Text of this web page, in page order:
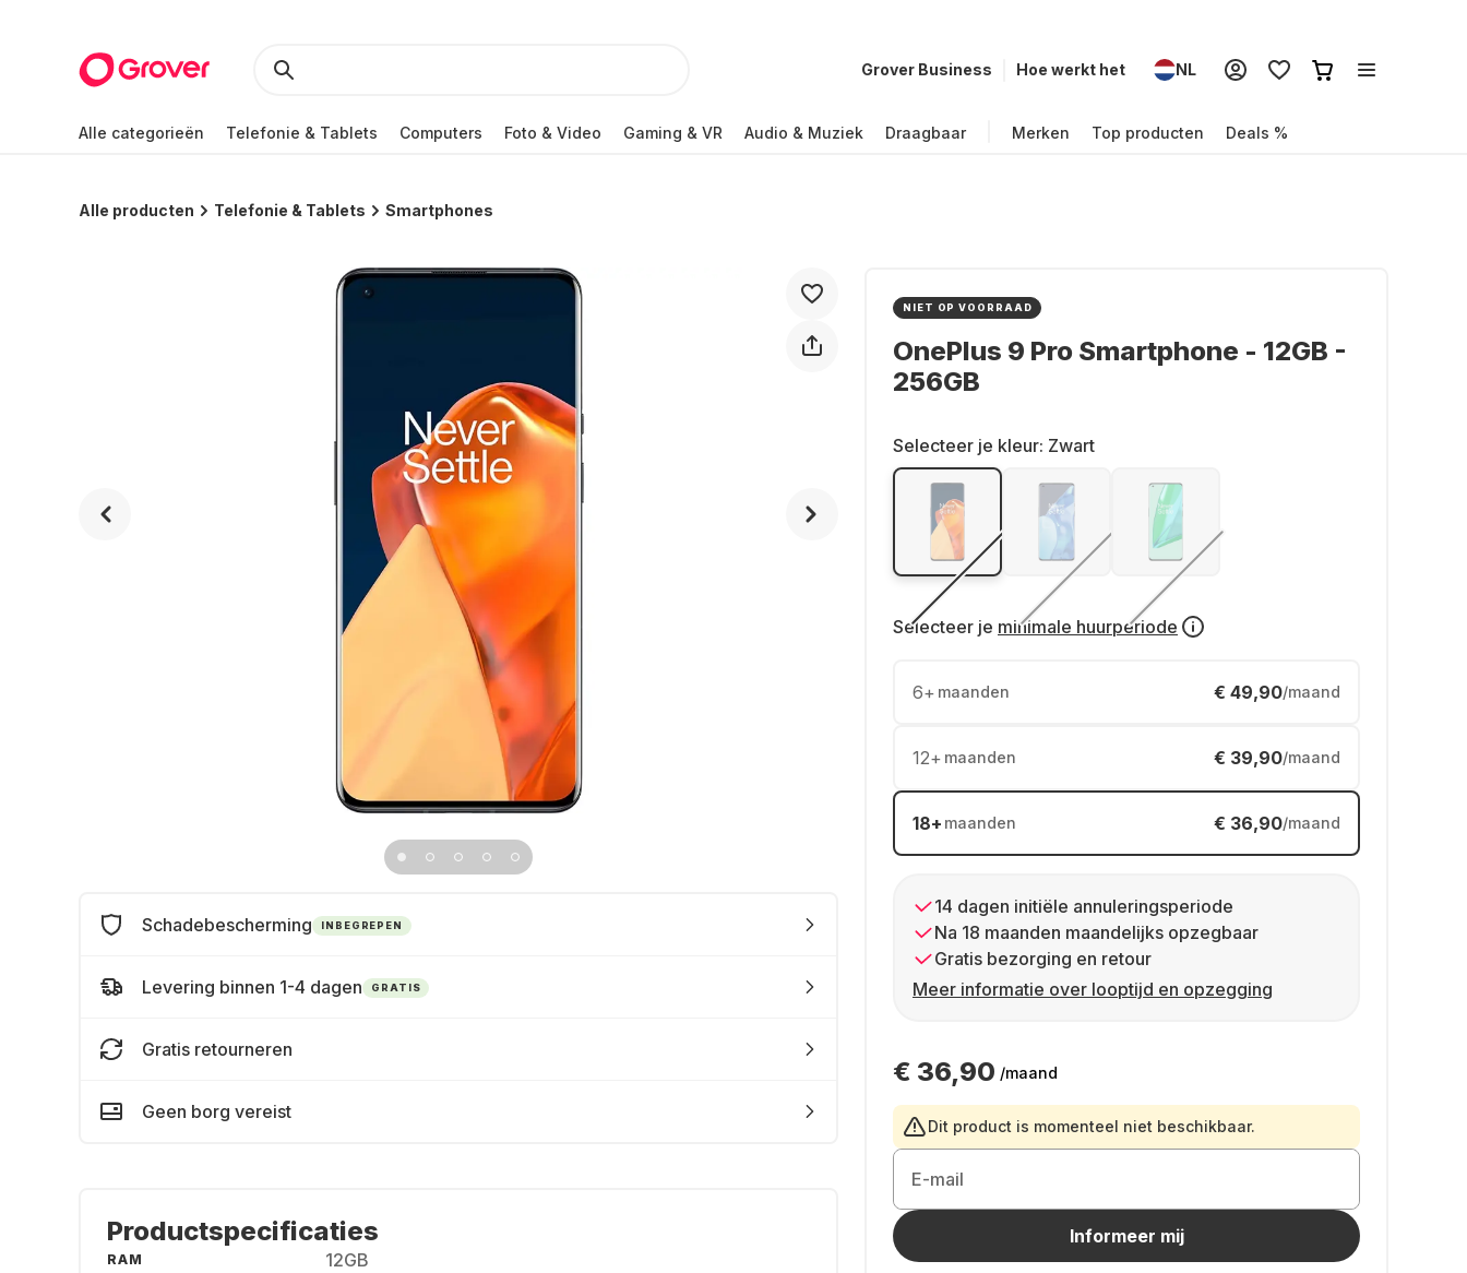
Grover Business Hoe werkt het NL
Alle categorieën Telefonie & Tablets Computers Foto & Video Gaming & VR Audio & Muziek Draagbaar Merken Top producten Deals %
Alle producten Telefonie & Tablets Smartphones
NIET OP VOORRAAD
OnePlus 9 Pro Smartphone - 12GB -
256GB
Selecteer je kleur: Zwart
Selecteer je minimale huurperiode
6+ maanden € 49,90/maand
12+ maanden € 39,90/maand
18+ maanden € 36,90/maand
14 dagen initiële annuleringsperiode
Na 18 maanden maandelijks opzegbaar
Gratis bezorging en retour
Meer informatie over looptijd en opzegging
€ 36,90 /maand
Dit product is momenteel niet beschikbaar.
E-mail
Informeer mij
Schadebescherming INBEGREPEN
Levering binnen 1-4 dagen GRATIS
Gratis retourneren
Geen borg vereist
Productspecificaties
RAM 12GB